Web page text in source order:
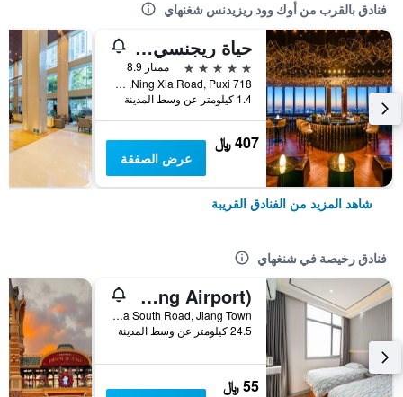
فنادق بالقرب من أوك وود ريزيدنس شغنهاي
حياة ريجنسي شنغهاي غلوبال هاربور
5 نجوم
ممتاز 8.9
718 Ning Xia Road, Puxi, شنغهاي, الصين
1.4 كيلومتر عن وسط المدينة
407 ﷼
عرض الصفقة
شاهد المزيد من الفنادق القريبة
فنادق رخيصة في شنغهاي
Pod Inn (Shanghai Pudong Airport)
No. 10 Shuizha South Road, Jiang Town, شنغهاي, الصين
24.5 كيلومتر عن وسط المدينة
55 ﷼